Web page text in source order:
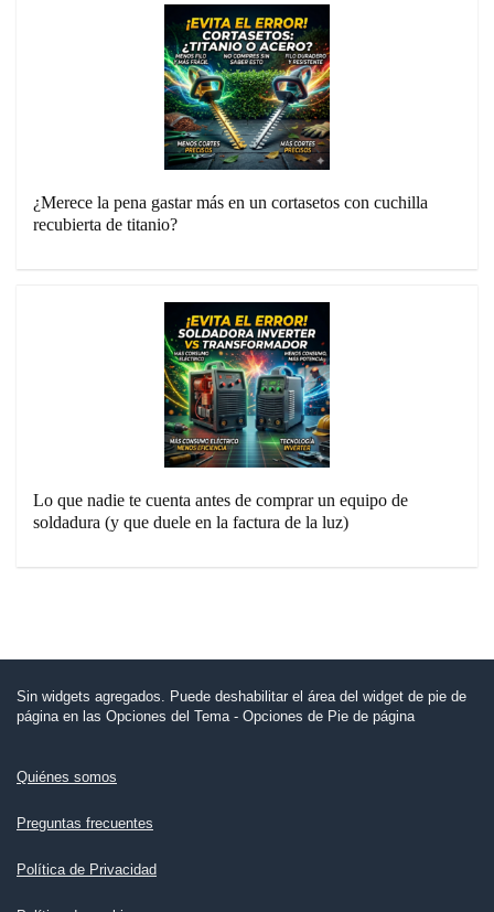
¿Merece la pena gastar más en un cortasetos con cuchilla
recubierta de titanio?
Lo que nadie te cuenta antes de comprar un equipo de
soldadura (y que duele en la factura de la luz)
Sin widgets agregados. Puede deshabilitar el área del widget de pie de
página en las Opciones del Tema - Opciones de Pie de página
Quiénes somos
Preguntas frecuentes
Política de Privacidad